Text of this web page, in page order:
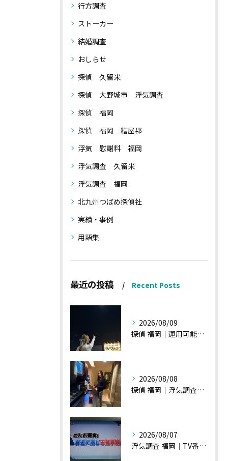
行方調査
ストーカー
結婚調査
おしらせ
探偵 久留米
探偵 大野城市 浮気調査
探偵 福岡
探偵 福岡 糟屋郡
浮気 慰謝料 福岡
浮気調査 久留米
浮気調査 福岡
北九州つばめ探偵社
実績・事例
用語集
最近の投稿 Recent Posts
2026/08/09
探偵 福岡｜運用可能な報告書②
2026/08/08
探偵 福岡｜浮気調査、諸状況、そして雑談へ
2026/08/07
浮気調査 福岡｜TV番組15分間の特集の時のお話①